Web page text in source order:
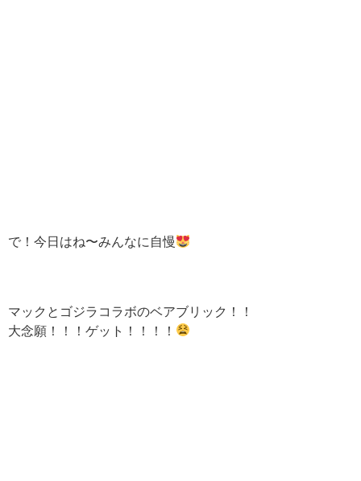
で！今日はね〜みんなに自慢
マックとゴジラコラボのベアブリック！！
大念願！！！ゲット！！！！